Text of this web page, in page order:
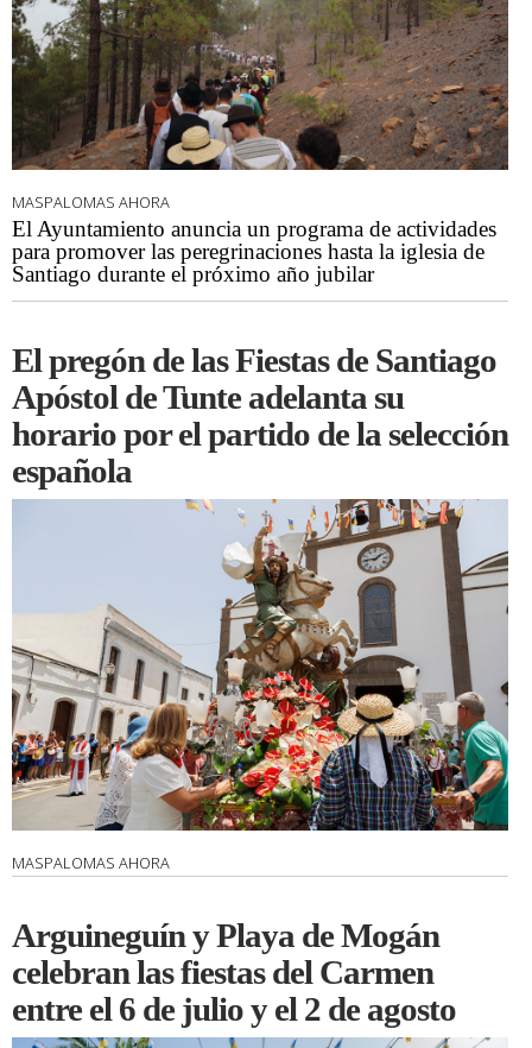
MASPALOMAS AHORA
El Ayuntamiento anuncia un programa de actividades
para promover las peregrinaciones hasta la iglesia de
Santiago durante el próximo año jubilar
El pregón de las Fiestas de Santiago
Apóstol de Tunte adelanta su
horario por el partido de la selección
española
MASPALOMAS AHORA
Arguineguín y Playa de Mogán
celebran las fiestas del Carmen
entre el 6 de julio y el 2 de agosto